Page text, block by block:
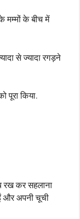
मम्मों के बीच में
से ज्यादा रगड़ने
पूरा किया.
रख कर सहलाना
और अपनी चूची